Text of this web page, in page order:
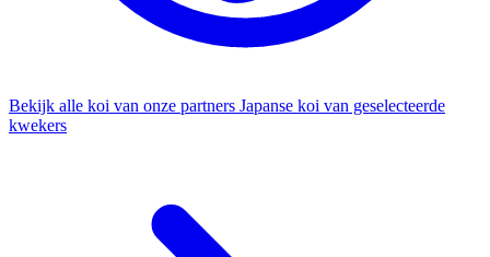
Bekijk alle koi van onze partners Japanse koi van geselecteerde
kwekers